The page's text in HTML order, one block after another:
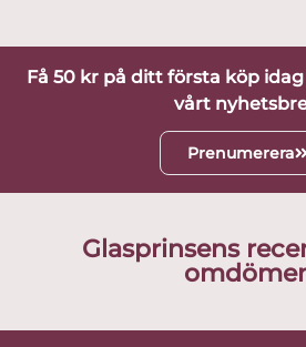
Få 50 kr på ditt första köp
vårt
Prenumerera
Glasprinsens